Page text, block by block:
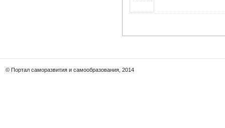
© Портал саморазвития и самообразования, 2014